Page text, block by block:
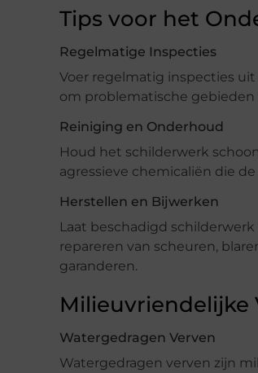
Tips voor het
Regelmatige Inspecties
Voer regelmatig inspecties
om problematische
Reiniging en Onderhoud
Houd het schilderwerk
agressieve chemicaliën die
Herstellen en Bijwerken
Laat beschadigd
repareren van scheuren,
garanderen.
Milieuvriendelijke
Watergedragen Verven
Watergedragen verven zijn